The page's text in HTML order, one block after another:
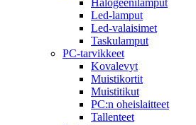
Halogeenilamput
Led-lamput
Led-valaisimet
Taskulamput
PC-tarvikkeet
Kovalevyt
Muistikortit
Muistitikut
PC:n oheislaitteet
Tallenteet